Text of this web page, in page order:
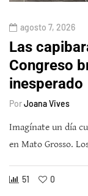
agosto 7, 2026
Las
Congreso
inesperado
PorJoana Vives
Imagínate un día
en Mato Grosso.
51 0